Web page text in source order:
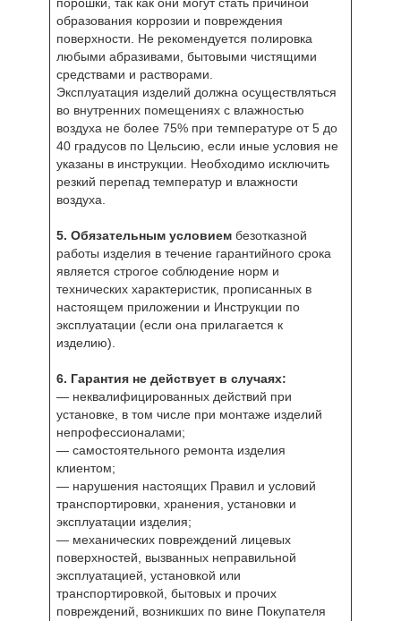
порошки, так как они могут стать причиной
образования коррозии и повреждения
поверхности. Не рекомендуется полировка
любыми абразивами, бытовыми чистящими
средствами и растворами.
Эксплуатация изделий должна осуществляться
во внутренних помещениях с влажностью
воздуха не более 75% при температуре от 5 до
40 градусов по Цельсию, если иные условия не
указаны в инструкции. Необходимо исключить
резкий перепад температур и влажности
воздуха.
5. Обязательным условием безотказной
работы изделия в течение гарантийного срока
является строгое соблюдение норм и
технических характеристик, прописанных в
настоящем приложении и Инструкции по
эксплуатации (если она прилагается к
изделию).
6. Гарантия не действует в случаях:
— неквалифицированных действий при
установке, в том числе при монтаже изделий
непрофессионалами;
— самостоятельного ремонта изделия
клиентом;
— нарушения настоящих Правил и условий
транспортировки, хранения, установки и
эксплуатации изделия;
— механических повреждений лицевых
поверхностей, вызванных неправильной
эксплуатацией, установкой или
транспортировкой, бытовых и прочих
повреждений, возникших по вине Покупателя